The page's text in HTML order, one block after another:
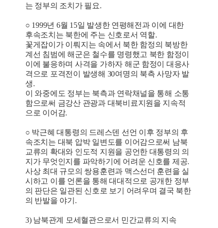
는 정부의 조치가 필요.
○ 1999년 6월 15일 발생한 연평해전과 이에 대한
후속조치는 북한에 주는 신호로서 역할.
꽃게잡이가 이뤄지는 속에서 북한 함정의 북방한
계선 침범에 해군은 철수를 명령했고 북한 함정이
이에 불응하며 사격을 가하자 해군 함정이 대응사
격으로 포격전이 발생해 30여명의 북측 사망자 발
생.
이 와중에도 정부는 북측과 연락채널을 통해 소통
함으로써 금강산 관광과 대북비료지원을 지속적
으로 이어감.
○ 박근혜 대통령의 드레스덴 선언 이후 정부의 후
속조치는 대북 압박 일변도를 이어감으로써 남북
교류의 확대와 인도적 지원을 공언한 대통령의 의
지가 무엇인지를 파악하기에 어려운 신호를 제공.
사상 최대 규모의 쌍용훈련과 맥스선더 훈련을 실
시하고 이를 언론을 통해 대대적으로 공개한 정부
의 판단은 일관된 신호로 보기 어려우며 결국 북한
의 반발을 야기.
3) 남북관계 모세혈관으로서 민간교류의 지속